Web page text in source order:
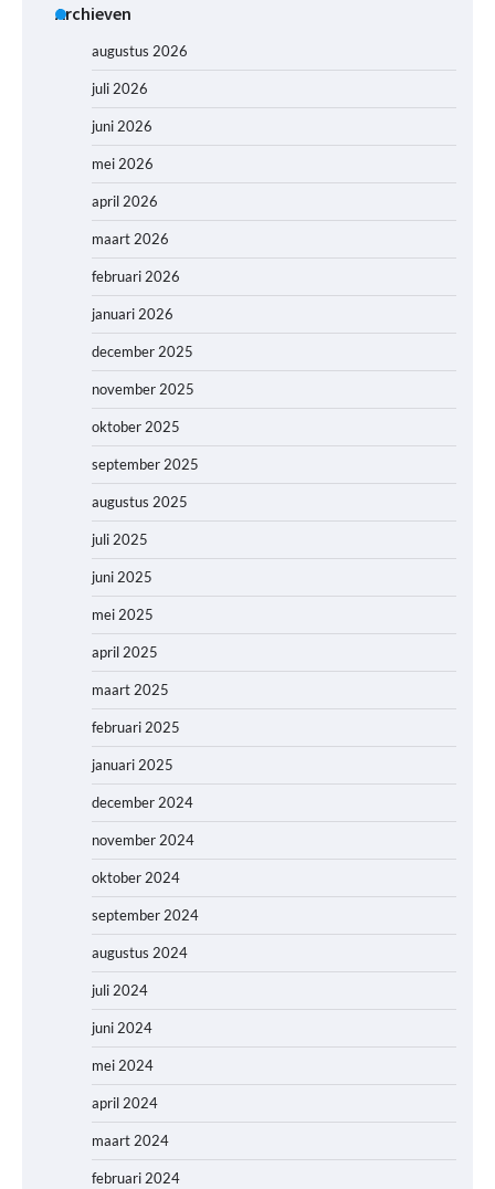
Archieven
augustus 2026
juli 2026
juni 2026
mei 2026
april 2026
maart 2026
februari 2026
januari 2026
december 2025
november 2025
oktober 2025
september 2025
augustus 2025
juli 2025
juni 2025
mei 2025
april 2025
maart 2025
februari 2025
januari 2025
december 2024
november 2024
oktober 2024
september 2024
augustus 2024
juli 2024
juni 2024
mei 2024
april 2024
maart 2024
februari 2024